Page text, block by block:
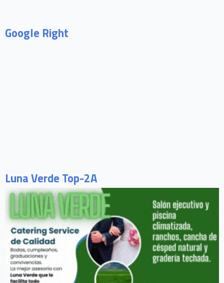
Google Right
Luna Verde Top-2A